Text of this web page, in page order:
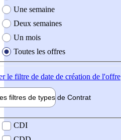
Une semaine
Deux semaines
Un mois
Toutes les offres
le filtre de date de création de l'offre
filtres de types de Contrat
contrat
CDI